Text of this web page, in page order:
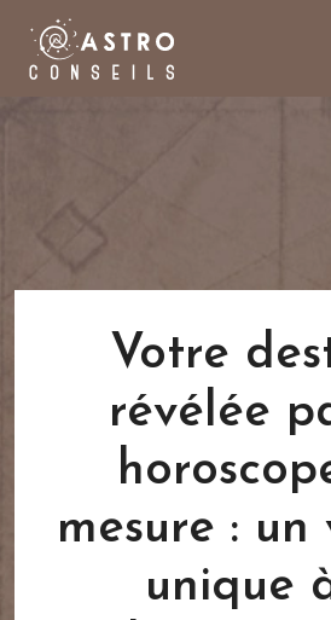
Votre
révélée
mesure : un
unique